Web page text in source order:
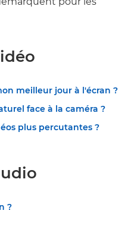
meilleur jour à l'écran ?
face à la caméra ?
plus percutantes ?
?